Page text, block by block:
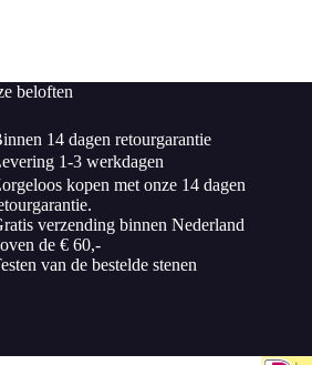
beloften
14 dagen retourgarantie
1-3 werkdagen
kopen met onze 14 dagen
verzending binnen Nederland
de € 60,-
van de bestelde stenen